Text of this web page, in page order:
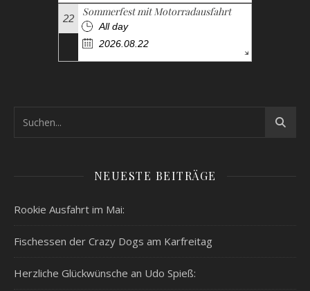
22
Sommerfest mit Motorradausfahrt
All day
2026.08.22
NEUESTE BEITRÄGE
Rookie Ausfahrt im Mai:
Fischessen der Crazy Dogs am Karfreitag
Herzliche Glückwünsche an Udo Spieß: